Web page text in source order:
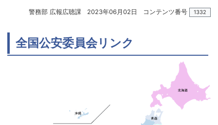
警務部 広報広聴課 2023年06月02日 コンテンツ番号 1332
全国公安委員会リンク